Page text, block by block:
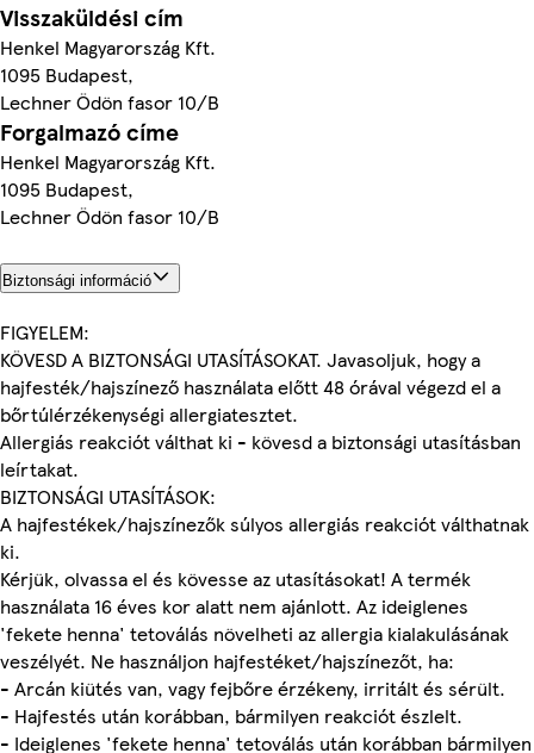
Visszaküldési cím
Henkel Magyarország Kft.
1095 Budapest,
Lechner Ödön fasor 10/B
Forgalmazó címe
Henkel Magyarország Kft.
1095 Budapest,
Lechner Ödön fasor 10/B
Biztonsági információ
FIGYELEM:
KÖVESD A BIZTONSÁGI UTASÍTÁSOKAT. Javasoljuk, hogy a
hajfesték/hajszínező használata előtt 48 órával végezd el a
bőrtúlérzékenységi allergiatesztet.
Allergiás reakciót válthat ki - kövesd a biztonsági utasításban
leírtakat.
BIZTONSÁGI UTASÍTÁSOK:
A hajfestékek/hajszínezők súlyos allergiás reakciót válthatnak
ki.
Kérjük, olvassa el és kövesse az utasításokat! A termék
használata 16 éves kor alatt nem ajánlott. Az ideiglenes
'fekete henna' tetoválás növelheti az allergia kialakulásának
veszélyét. Ne használjon hajfestéket/hajszínezőt, ha:
- Arcán kiütés van, vagy fejbőre érzékeny, irritált és sérült.
- Hajfestés után korábban, bármilyen reakciót észlelt.
- Ideiglenes 'fekete henna' tetoválás után korábban bármilyen